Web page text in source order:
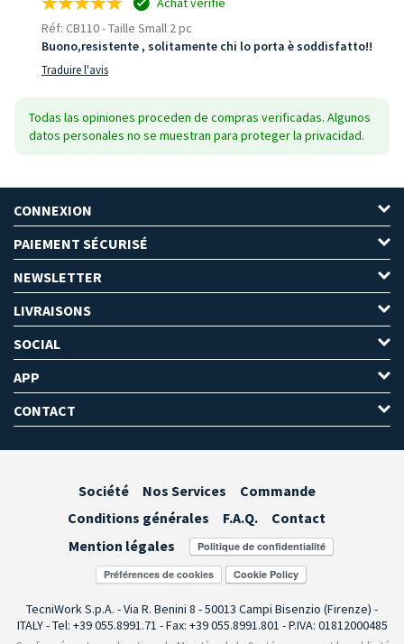
Réf: CB110-Taille Small 2 pc
Buono,resistente , solitamente chi lo porta è soddisfatto!!
Traduire l'avis
Todas las opiniones proceden de compras verificadas. Algunos
datos personales no se muestran para proteger la privacidad.
CONNEXION
PAIEMENT SÉCURISÉ
NEWSLETTER
LIVRAISONS
SOCIAL
APP
CONTACT
Société Nos Services
Commande
Conditions générales
F.A.Q.
Contact
Mention légales
Préférences de cookies
TecniWork S.p.A. - Via R. Benini 8 - 50013 Campi Bisenzio (Firenze) -
ITALY - Tel: +39 055.8991.71 - Fax: +39 055.8991.801 - P.IVA: 01812000485